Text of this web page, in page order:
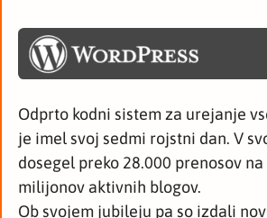
Odprto kodni sistem za urejanje
je imel svoj sedmi rojstni dan. V
dosegel preko 28.000 prenosov
milijonov aktivnih blogov.
Ob svojem jubileju pa so izdali